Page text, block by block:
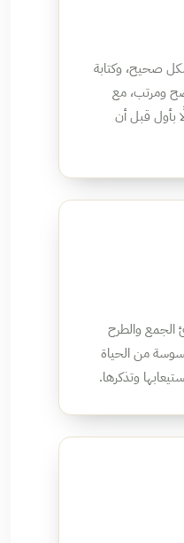
صحيح، وكتابة
ومرتب، مع
بأول قبل أن
الجمع والطرح
من الحياة
وتذكرها.